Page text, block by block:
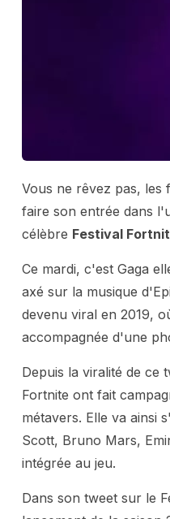
Vous ne rêvez pas, les
faire son entrée dans
célèbre Festival
Ce mardi, c'est Gaga
axé sur la musique
devenu viral en 2019,
accompagnée d'une
Depuis la viralité de ce
Fortnite ont fait
métavers. Elle va ainsi
Scott, Bruno Mars,
intégrée au jeu.
Dans son tweet sur le